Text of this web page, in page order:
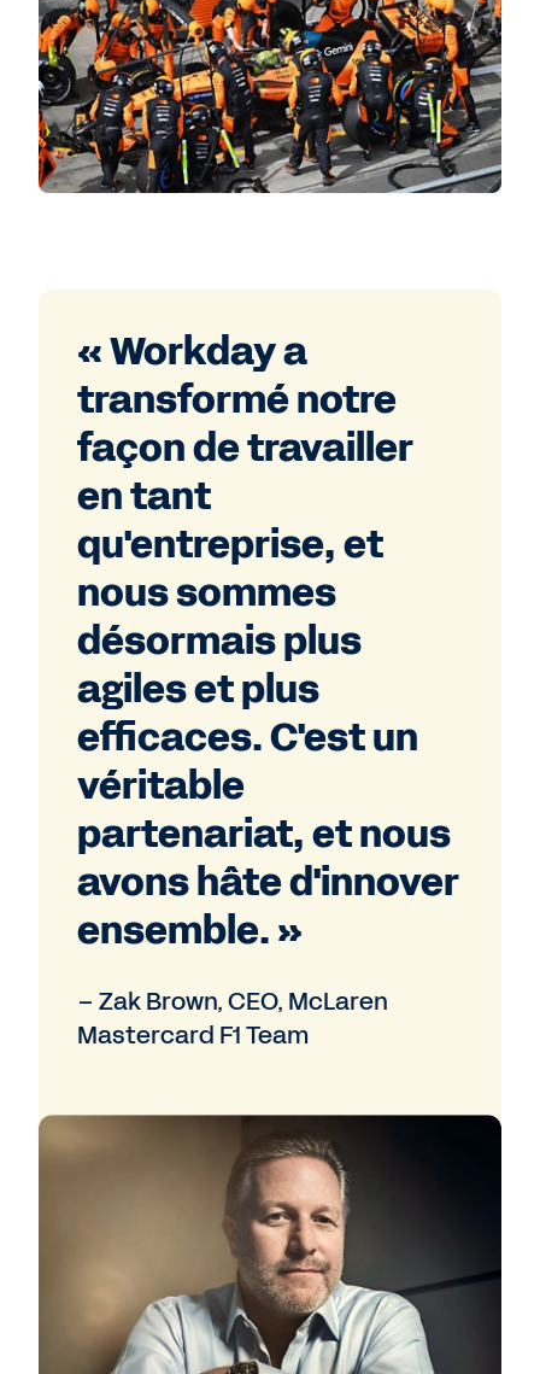
« Workday a
transformé notre
façon de travailler
en tant
qu'entreprise, et
nous sommes
désormais plus
agiles et plus
efficaces. C'est un
véritable
partenariat, et nous
avons hâte d'innover
ensemble. »
– Zak Brown, CEO, McLaren
Mastercard F1 Team